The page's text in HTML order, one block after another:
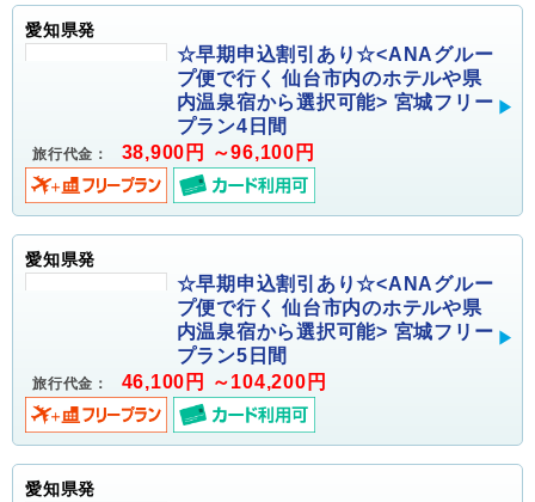
愛知県発
☆早期申込割引あり☆<ANAグルー
プ便で行く 仙台市内のホテルや県
内温泉宿から選択可能> 宮城フリー
プラン4日間
旅行代金： 38,900円 ～96,100円
愛知県発
☆早期申込割引あり☆<ANAグルー
プ便で行く 仙台市内のホテルや県
内温泉宿から選択可能> 宮城フリー
プラン5日間
旅行代金： 46,100円 ～104,200円
愛知県発